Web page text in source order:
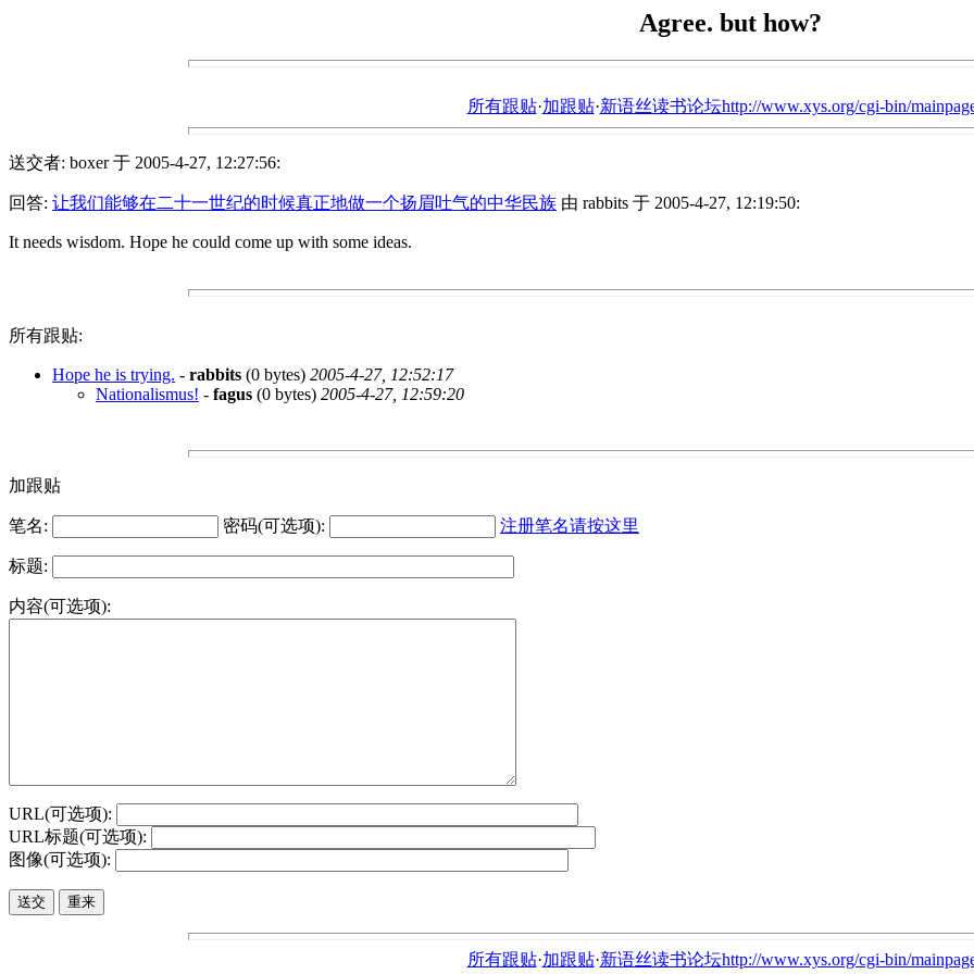
Agree. but how?
所有跟贴·加跟贴·新语丝读书论坛http://www.xys.org/cgi-bin/
送交者: boxer 于 2005-4-27, 12:27:56:
回答: 让我们能够在二十一世纪的时候真正地做一个扬眉吐气的中华民族 由 rabbits 于 2005-4-27, 12:19:50:
It needs wisdom. Hope he could come up with some ideas.
所有跟贴:
Hope he is trying. - rabbits (0 bytes) 2005-4-27, 12:52:17
Nationalismus! - fagus (0 bytes) 2005-4-27, 12:59:20
加跟贴
笔名: 密码(可选项): 注册笔名请按这里
标题:
内容(可选项):
URL(可选项):
URL标题(可选项):
图像(可选项):
所有跟贴·加跟贴·新语丝读书论坛http://www.xys.org/cgi-bin/